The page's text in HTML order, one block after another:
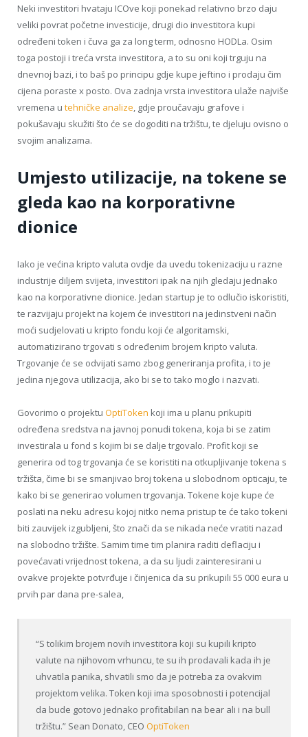
Neki investitori hvataju ICOve koji ponekad relativno brzo daju
veliki povrat početne investicije, drugi dio investitora kupi
određeni token i čuva ga za long term, odnosno HODLa. Osim
toga postoji i treća vrsta investitora, a to su oni koji trguju na
dnevnoj bazi, i to baš po principu gdje kupe jeftino i prodaju čim
cijena poraste x posto. Ova zadnja vrsta investitora ulaže najviše
vremena u tehničke analize, gdje proučavaju grafove i
pokušavaju skužiti što će se dogoditi na tržištu, te djeluju ovisno o
svojim analizama.
Umjesto utilizacije, na tokene se
gleda kao na korporativne
dionice
Iako je većina kripto valuta ovdje da uvedu tokenizaciju u razne
industrije diljem svijeta, investitori ipak na njih gledaju jednako
kao na korporativne dionice. Jedan startup je to odlučio iskoristiti,
te razvijaju projekt na kojem će investitori na jedinstveni način
moći sudjelovati u kripto fondu koji će algoritamski,
automatizirano trgovati s određenim brojem kripto valuta.
Trgovanje će se odvijati samo zbog generiranja profita, i to je
jedina njegova utilizacija, ako bi se to tako moglo i nazvati.
Govorimo o projektu OptiToken koji ima u planu prikupiti
određena sredstva na javnoj ponudi tokena, koja bi se zatim
investirala u fond s kojim bi se dalje trgovalo. Profit koji se
generira od tog trgovanja će se koristiti na otkupljivanje tokena s
tržišta, čime bi se smanjivao broj tokena u slobodnom opticaju, te
kako bi se generirao volumen trgovanja. Tokene koje kupe će
poslati na neku adresu kojoj nitko nema pristup te će tako tokeni
biti zauvijek izgubljeni, što znači da se nikada neće vratiti nazad
na slobodno tržište. Samim time tim planira raditi deflaciju i
povećavati vrijednost tokena, a da su ljudi zainteresirani u
ovakve projekte potvrđuje i činjenica da su prikupili 55 000 eura u
prvih par dana pre-salea,
“S tolikim brojem novih investitora koji su kupili kripto
valute na njihovom vrhuncu, te su ih prodavali kada ih je
uhvatila panika, shvatili smo da je potreba za ovakvim
projektom velika. Token koji ima sposobnosti i potencijal
da bude gotovo jednako profitabilan na bear ali i na bull
tržištu.” Sean Donato, CEOOptiToken